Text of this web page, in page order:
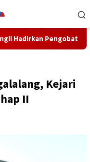
di Empat Kecamatan
Kejari
II